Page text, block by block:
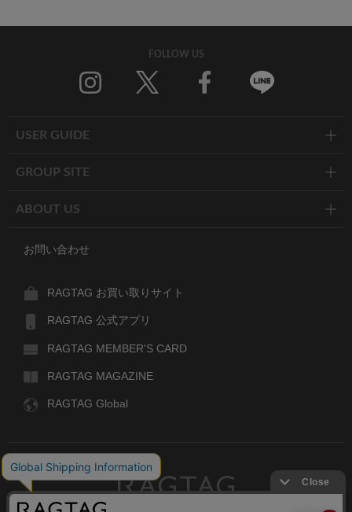
FOLLOW US
USER GUIDE
GROUP SITE
ABOUT US
お問い合わせ
RAGTAG お買い取りサイト
RAGTAG 公式アプリ
RAGTAG MEMBER'S CARD
RAGTAG MAGAZINE
RAGTAG Global
デザイナーズブランドのユーズド・セレクトショップ